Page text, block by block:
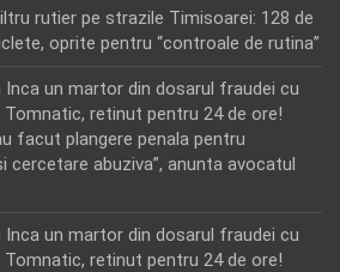
rutier pe strazile Timisoarei: 128 de
oprite pentru “controale de rutina”
Inca un martor din dosarul fraudei cu
retinut pentru 24 de ore!
facut plangere penala pentru
cercetare abuziva”, anunta avocatul
Inca un martor din dosarul fraudei cu
retinut pentru 24 de ore!